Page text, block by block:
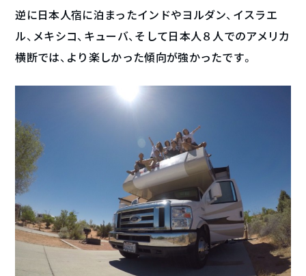
逆に日本人宿に泊まったインドやヨルダン、イスラエ
ル、メキシコ、キューバ、そして日本人８人でのアメリカ
横断では、より楽しかった傾向が強かったです。